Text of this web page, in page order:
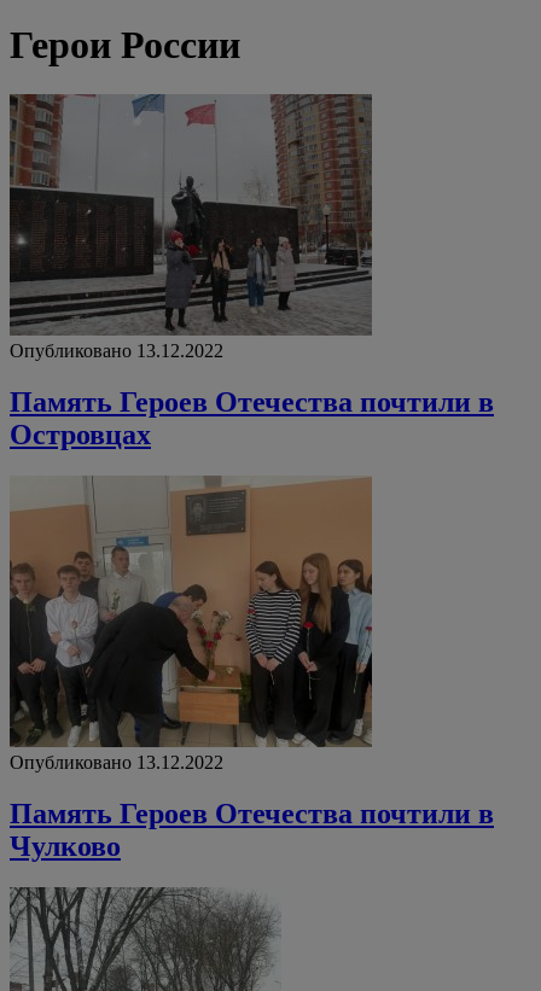
Герои России
Опубликовано 13.12.2022
Память Героев Отечества почтили в
Островцах
Опубликовано 13.12.2022
Память Героев Отечества почтили в
Чулково